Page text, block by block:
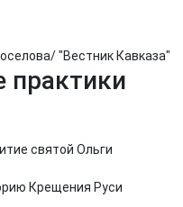
"Вестник Кавказа"
практики
святой Ольги
Крещения Руси